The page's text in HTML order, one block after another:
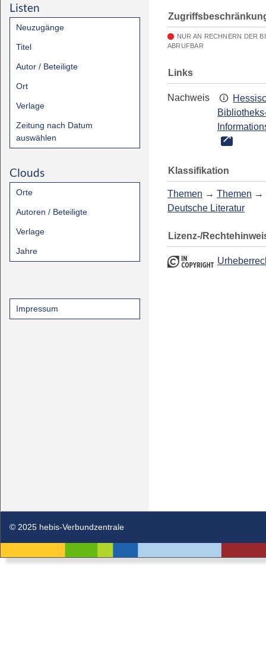
Listen
Neuzugänge
Titel
Autor / Beteiligte
Ort
Verlage
Zeitung nach Datum
auswählen
Clouds
Orte
Autoren / Beteiligte
Verlage
Jahre
Impressum
NUR AN RECHNERN DER
ABRUFBAR
Links
Nachweis
Klassifikation
Themen → Themen →
Deutsche Literatur
Lizenz-/
© 2025 hebis-Verbundzentrale